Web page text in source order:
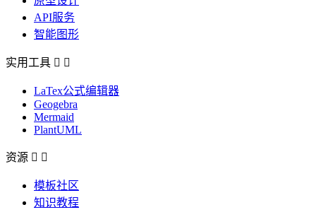
API服务
智能图形
实用工具  
LaTex公式编辑器
Geogebra
Mermaid
PlantUML
资源  
模板社区
知识教程